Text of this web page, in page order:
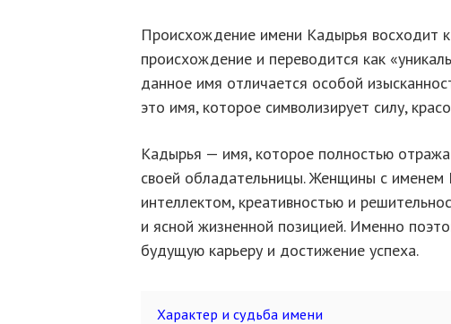
Происхождение имени Кадырья восходит
происхождение и переводится как
данное имя отличается особой
это имя, которое символизирует силу,
Кадырья — имя, которое полностью
своей обладательницы. Женщины с именем
интеллектом, креативностью и
и ясной жизненной позицией. Именно
будущую карьеру и достижение успеха.
Характер и судьба имени